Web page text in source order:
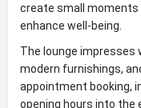
create small
enhance well-being.
The lounge impresses
modern furnishings,
appointment booking,
opening hours into the